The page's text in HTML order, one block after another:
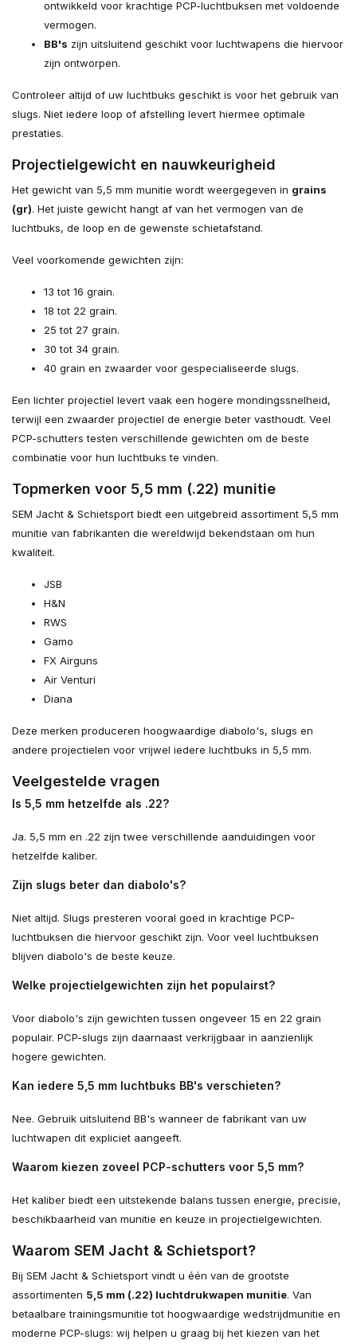
ontwikkeld voor krachtige PCP-luchtbuksen met voldoende
vermogen.
BB's zijn uitsluitend geschikt voor luchtwapens die hiervoor
zijn ontworpen.
Controleer altijd of uw luchtbuks geschikt is voor het gebruik van
slugs. Niet iedere loop of afstelling levert hiermee optimale
prestaties.
Projectielgewicht en nauwkeurigheid
Het gewicht van 5,5 mm munitie wordt weergegeven in grains
(gr). Het juiste gewicht hangt af van het vermogen van de
luchtbuks, de loop en de gewenste schietafstand.
Veel voorkomende gewichten zijn:
13 tot 16 grain.
18 tot 22 grain.
25 tot 27 grain.
30 tot 34 grain.
40 grain en zwaarder voor gespecialiseerde slugs.
Een lichter projectiel levert vaak een hogere mondingssnelheid,
terwijl een zwaarder projectiel de energie beter vasthoudt. Veel
PCP-schutters testen verschillende gewichten om de beste
combinatie voor hun luchtbuks te vinden.
Topmerken voor 5,5 mm (.22) munitie
SEM Jacht & Schietsport biedt een uitgebreid assortiment 5,5 mm
munitie van fabrikanten die wereldwijd bekendstaan om hun
kwaliteit.
JSB
H&N
RWS
Gamo
FX Airguns
Air Venturi
Diana
Deze merken produceren hoogwaardige diabolo's, slugs en
andere projectielen voor vrijwel iedere luchtbuks in 5,5 mm.
Veelgestelde vragen
Is 5,5 mm hetzelfde als .22?
Ja. 5,5 mm en .22 zijn twee verschillende aanduidingen voor
hetzelfde kaliber.
Zijn slugs beter dan diabolo's?
Niet altijd. Slugs presteren vooral goed in krachtige PCP-
luchtbuksen die hiervoor geschikt zijn. Voor veel luchtbuksen
blijven diabolo's de beste keuze.
Welke projectielgewichten zijn het populairst?
Voor diabolo's zijn gewichten tussen ongeveer 15 en 22 grain
populair. PCP-slugs zijn daarnaast verkrijgbaar in aanzienlijk
hogere gewichten.
Kan iedere 5,5 mm luchtbuks BB's verschieten?
Nee. Gebruik uitsluitend BB's wanneer de fabrikant van uw
luchtwapen dit expliciet aangeeft.
Waarom kiezen zoveel PCP-schutters voor 5,5 mm?
Het kaliber biedt een uitstekende balans tussen energie, precisie,
beschikbaarheid van munitie en keuze in projectielgewichten.
Waarom SEM Jacht & Schietsport?
Bij SEM Jacht & Schietsport vindt u één van de grootste
assortimenten 5,5 mm (.22) luchtdrukwapen munitie. Van
betaalbare trainingsmunitie tot hoogwaardige wedstrijdmunitie en
moderne PCP-slugs: wij helpen u graag bij het kiezen van het